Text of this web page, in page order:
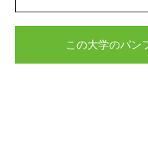
この大学のパン